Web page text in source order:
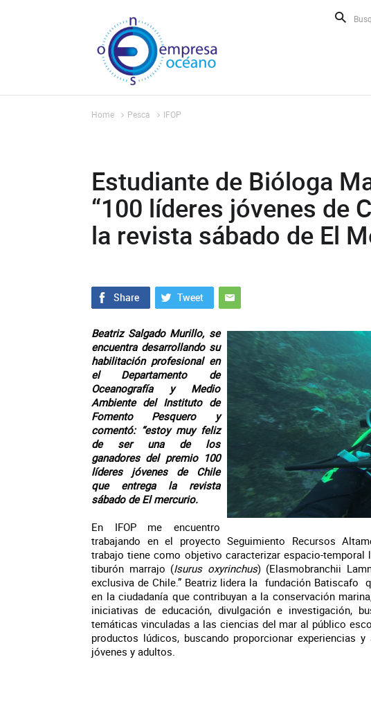
Home Pesca IFOP
Estudiante de Bióloga
“100 líderes jóvenes de
la revista sábado de El
Beatriz Salgado Murillo, se
encuentra desarrollando su
habilitación profesional en
el Departamento de
Oceanografía y Medio
Ambiente del Instituto de
Fomento Pesquero y
comentó: “estoy muy feliz
de ser una de los
ganadores del premio 100
líderes jóvenes de Chile
que entrega la revista
sábado de El mercurio.
En IFOP me encuentro
trabajando en el proyecto Seguimiento Recursos
trabajo tiene como objetivo caracterizar espacio-
tiburón marrajo (Isurus oxyrinchus) (Elasmobranchii
exclusiva de Chile.” Beatriz lidera la fundación Batiscafo
en la ciudadanía que contribuyan a la conservación
iniciativas de educación, divulgación e investigación,
temáticas vinculadas a las ciencias del mar al público
productos lúdicos, buscando proporcionar experiencias
jóvenes y adultos.